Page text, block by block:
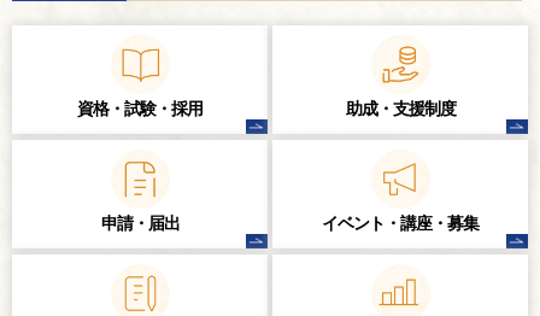
資格・試験・ 採用 助成・支援制度
申請・届出 イベント・講座・ 募集